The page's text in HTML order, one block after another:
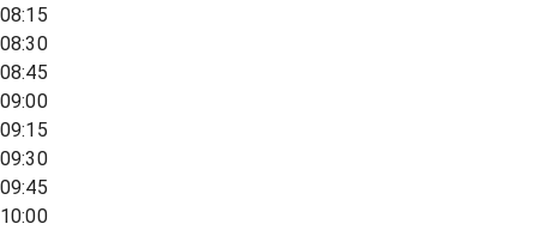
08:15
08:30
08:45
09:00
09:15
09:30
09:45
10:00